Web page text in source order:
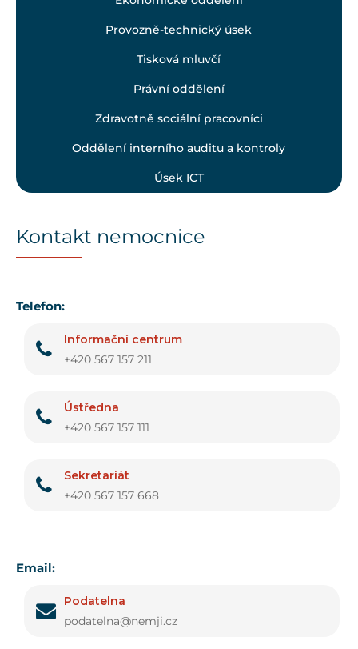
Provozně-technický úsek
Tisková mluvčí
Právní oddělení
Zdravotně sociální pracovníci
Oddělení interního auditu a kontroly
Úsek ICT
Kontakt nemocnice
Telefon:
Informační centrum
+420 567 157 211
Ústředna
+420 567 157 111
Sekretariát
+420 567 157 668
Email:
Podatelna
podatelna@nemji.cz